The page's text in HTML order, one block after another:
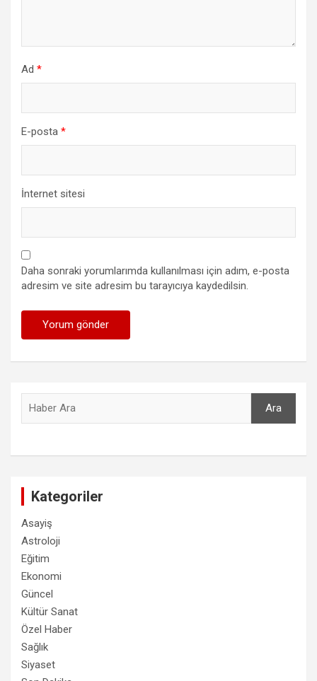
Ad *
E-posta *
İnternet sitesi
Daha sonraki yorumlarımda kullanılması için adım, e-posta
adresim ve site adresim bu tarayıcıya kaydedilsin.
Ara
Kategoriler
Asayiş
Astroloji
Eğitim
Ekonomi
Güncel
Kültür Sanat
Özel Haber
Sağlık
Siyaset